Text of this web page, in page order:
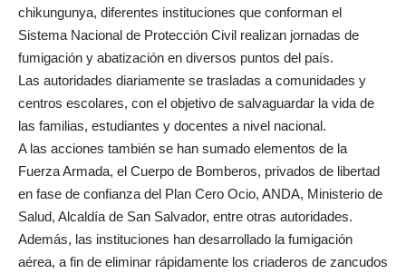
chikungunya, diferentes instituciones que conforman el
Sistema Nacional de Protección Civil realizan jornadas de
fumigación y abatización en diversos puntos del país.
Las autoridades diariamente se trasladas a comunidades y
centros escolares, con el objetivo de salvaguardar la vida de
las familias, estudiantes y docentes a nivel nacional.
A las acciones también se han sumado elementos de la
Fuerza Armada, el Cuerpo de Bomberos, privados de libertad
en fase de confianza del Plan Cero Ocio, ANDA, Ministerio de
Salud, Alcaldía de San Salvador, entre otras autoridades.
Además, las instituciones han desarrollado la fumigación
aérea, a fin de eliminar rápidamente los criaderos de zancudos